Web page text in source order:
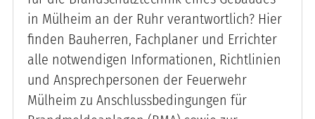
in Mülheim an der Ruhr verantwortlich? Hier
finden Bauherren, Fachplaner und Errichter
alle notwendigen Informationen, Richtlinien
und Ansprechpersonen der Feuerwehr
Mülheim zu Anschlussbedingungen für